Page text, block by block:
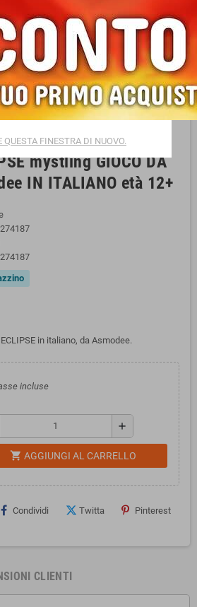
mystling GIOCO DA
IN ITALIANO età 12+
in italiano, da Asmodee.
incluse
add
shopping_cart AGGIUNGI AL CARRELLO
Condividi Twitta Pinterest
CLIENTI
QUESTA FINESTRA DI NUOVO.